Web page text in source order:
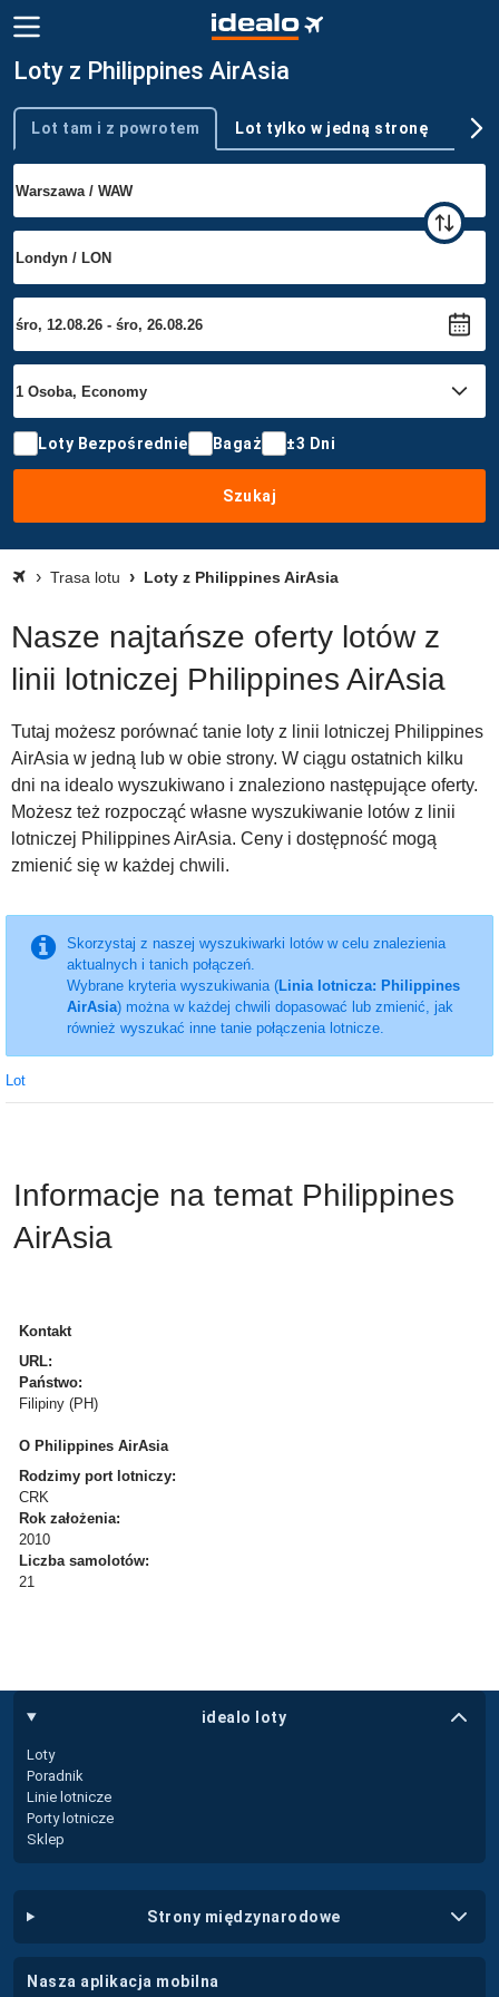
Loty z Philippines AirAsia
Typ podróży
Lot tam i z powrotem Lot tylko w jedną stronę
Loty Bezpośrednie Bagaż ±3 Dni
Szukaj
Trasa lotu Loty z Philippines AirAsia
Nasze najtańsze oferty lotów z
linii lotniczej Philippines AirAsia
Tutaj możesz porównać tanie loty z linii lotniczej Philippines
AirAsia w jedną lub w obie strony. W ciągu ostatnich kilku
dni na idealo wyszukiwano i znaleziono następujące oferty.
Możesz też rozpocząć własne wyszukiwanie lotów z linii
lotniczej Philippines AirAsia. Ceny i dostępność mogą
zmienić się w każdej chwili.
Skorzystaj z naszej wyszukiwarki lotów w celu znalezienia
aktualnych i tanich połączeń.
Wybrane kryteria wyszukiwania (Linia lotnicza: Philippines
AirAsia) można w każdej chwili dopasować lub zmienić, jak
również wyszukać inne tanie połączenia lotnicze.
Lot
Informacje na temat Philippines
AirAsia
Kontakt
URL:
Państwo:
Filipiny (PH)
O Philippines AirAsia
Rodzimy port lotniczy:
CRK
Rok założenia:
2010
Liczba samolotów:
21
idealo loty
Loty
Poradnik
Linie lotnicze
Porty lotnicze
Sklep
strony międzynarodowe
nasza aplikacja mobilna